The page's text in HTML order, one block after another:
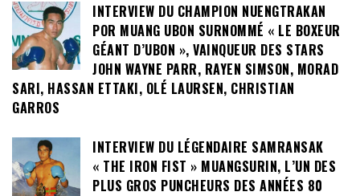
INTERVIEW DU CHAMPION NUENGTRAKAN
POR MUANG UBON SURNOMMÉ « LE BOXEUR
GÉANT D’UBON », VAINQUEUR DES STARS
JOHN WAYNE PARR, RAYEN SIMSON, MORAD
SARI, HASSAN ETTAKI, OLÉ LAURSEN, CHRISTIAN
GARROS
INTERVIEW DU LÉGENDAIRE SAMRANSAK
« THE IRON FIST » MUANGSURIN, L’UN DES
PLUS GROS PUNCHEURS DES ANNÉES 80